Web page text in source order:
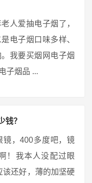
人爱抽电子烟了，
电子烟口味多样、
我要买烟网电子烟
子烟品 ...
钱？
镜，400多度吧，镜
！我本人没配过眼
还好，薄的加坚硬